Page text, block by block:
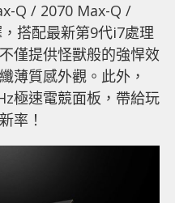
Q / 2070 Max-Q /
搭配最新第9代i7處理
僅提供怪獸般的強悍效
薄質感外觀。此外，
極速電競面板，帶給玩
率！